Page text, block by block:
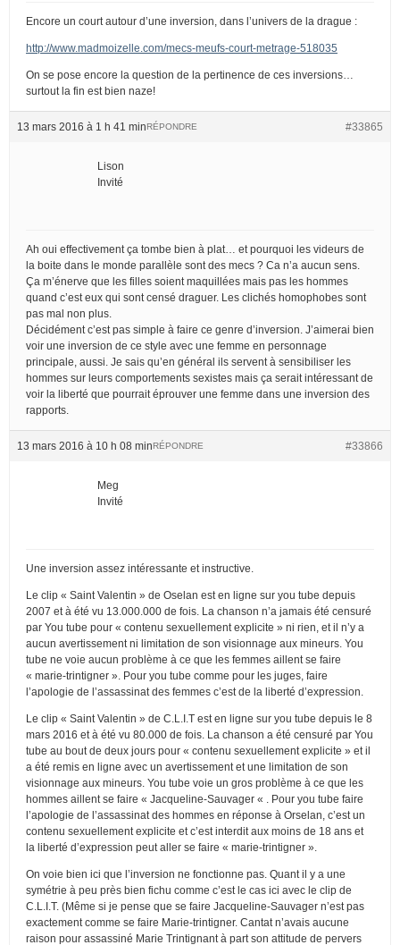
Encore un court autour d’une inversion, dans l’univers de la drague :
http://www.madmoizelle.com/mecs-meufs-court-metrage-518035
On se pose encore la question de la pertinence de ces inversions…
surtout la fin est bien naze!
13 mars 2016 à 1 h 41 min #33865
RÉPONDRE
Lison
Invité
Ah oui effectivement ça tombe bien à plat… et pourquoi les videurs de
la boite dans le monde parallèle sont des mecs ? Ca n’a aucun sens.
Ça m’énerve que les filles soient maquillées mais pas les hommes
quand c’est eux qui sont censé draguer. Les clichés homophobes sont
pas mal non plus.
Décidément c’est pas simple à faire ce genre d’inversion. J’aimerai bien
voir une inversion de ce style avec une femme en personnage
principale, aussi. Je sais qu’en général ils servent à sensibiliser les
hommes sur leurs comportements sexistes mais ça serait intéressant de
voir la liberté que pourrait éprouver une femme dans une inversion des
rapports.
13 mars 2016 à 10 h 08 min #33866
RÉPONDRE
Meg
Invité
Une inversion assez intéressante et instructive.
Le clip « Saint Valentin » de Oselan est en ligne sur you tube depuis
2007 et à été vu 13.000.000 de fois. La chanson n’a jamais été censuré
par You tube pour « contenu sexuellement explicite » ni rien, et il n’y a
aucun avertissement ni limitation de son visionnage aux mineurs. You
tube ne voie aucun problème à ce que les femmes aillent se faire
« marie-trintigner ». Pour you tube comme pour les juges, faire
l’apologie de l’assassinat des femmes c’est de la liberté d’expression.
Le clip « Saint Valentin » de C.L.I.T est en ligne sur you tube depuis le 8
mars 2016 et à été vu 80.000 de fois. La chanson a été censuré par You
tube au bout de deux jours pour « contenu sexuellement explicite » et il
a été remis en ligne avec un avertissement et une limitation de son
visionnage aux mineurs. You tube voie un gros problème à ce que les
hommes aillent se faire « Jacqueline-Sauvager « . Pour you tube faire
l’apologie de l’assassinat des hommes en réponse à Orselan, c’est un
contenu sexuellement explicite et c’est interdit aux moins de 18 ans et
la liberté d’expression peut aller se faire « marie-trintigner ».
On voie bien ici que l’inversion ne fonctionne pas. Quant il y a une
symétrie à peu près bien fichu comme c’est le cas ici avec le clip de
C.L.I.T. (Même si je pense que se faire Jacqueline-Sauvager n’est pas
exactement comme se faire Marie-trintigner. Cantat n’avais aucune
raison pour assassiné Marie Trintignant à part son attitude de pervers